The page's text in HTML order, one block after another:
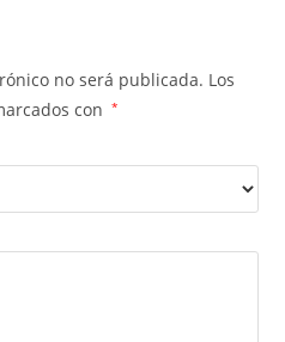
no será publicada. Los
con
*